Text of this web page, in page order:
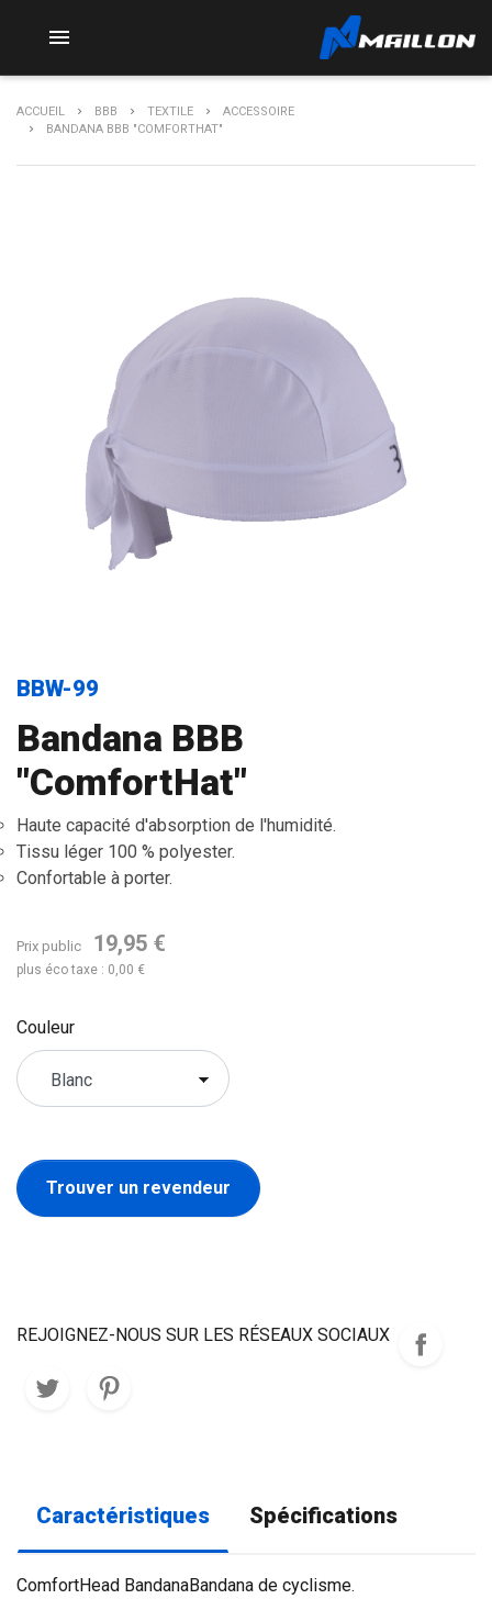

ACCUEIL BBB TEXTILE
ACCESSOIRE
BANDANA BBB "COMFORTHAT"
BBW-99
Bandana BBB
"ComfortHat"
Haute capacité d'absorption de l'humidité.
Tissu léger 100 % polyester.
Confortable à porter.
Prix public 19,95 €
plus éco taxe : 0,00 €
Couleur
Trouver un revendeur
REJOIGNEZ-NOUS SUR LES RÉSEAUX SOCIAUX
Caractéristiques Spécifications
ComfortHead BandanaBandana de cyclisme.